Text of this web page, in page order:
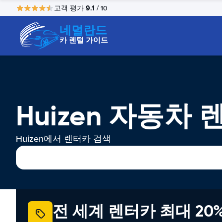
고객 평가 9.1 / 10
네덜란드
카 렌털 가이드
Huizen 자동차
Huizen에서 렌터카 검색
전 세계 렌터카 최대